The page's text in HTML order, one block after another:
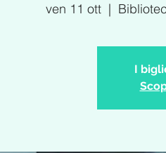
ven 11 ott
  |
I